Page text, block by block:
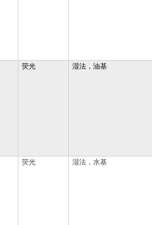
荧光 湿法，油基
荧光 湿法，水基